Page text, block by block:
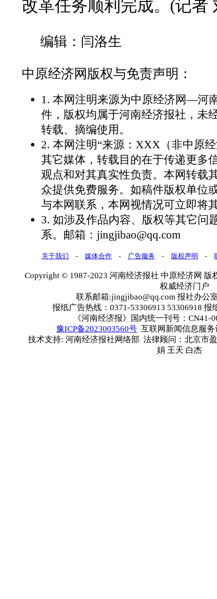
改革任务顺利完成。(记者
编辑：闫洛生
中原经济网版权与免责声明：
1. 本网注明来源为中原经济网—河
件，版权均属于河南经济报社，未
转载、摘编使用。
2. 本网注明“来源：XXX（非中原
其它媒体，转载目的在于传递更多
观点和对其真实性负责。本网转载
众提供免费服务。如稿件版权单位
与本网联系，本网视情况可立即将
3. 如涉及作品内容、版权等其它问
系。邮箱：jingjibao@qq.com
关于我们 - 媒体合作 - 广告服务 - 版权声明 -
Copyright © 1987-2023 河南经济报社 中原经济网 版
权威经济门户
联系邮箱:jingjibao@qq.com 报社办公
报纸广告热线：0371-53306913 53306918 报
《河南经济报》国内统一刊号：
豫ICP备2023003560号 互联网新闻信息服
技术支持: 河南经济报社网络部 法律顾问：北京市
娟 王天 白杰